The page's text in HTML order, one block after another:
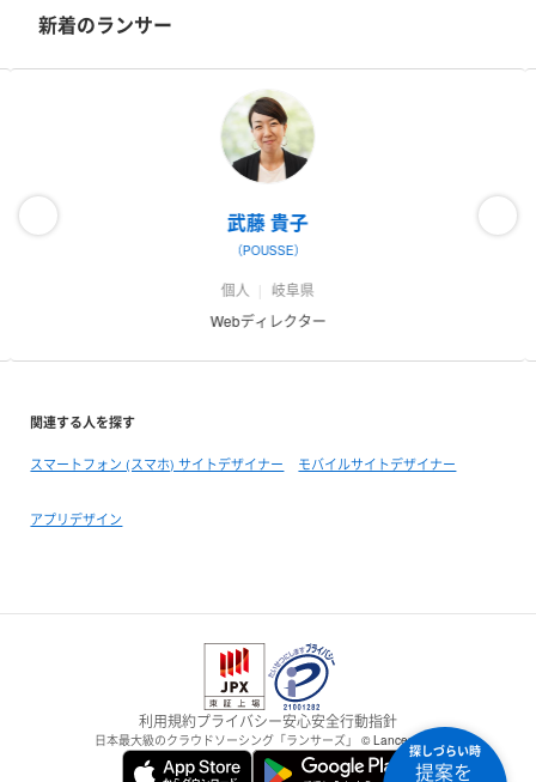
新着のランサー
武藤 貴子
（POUSSE）
個人
岐阜県
Webディレクター
関連する人を探す
スマートフォン (スマホ) サイトデザイナー モバイルサイトデザイナー
アプリデザイン
探しづらい時
提案を
利用規約プライバシー安心安全行動指針
日本最大級のクラウドソーシング「ランサーズ」 © Lancers,Inc.